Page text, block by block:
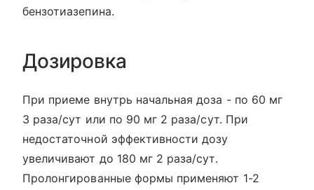
бензотиазепина.
Дозировка
При приеме внутрь начальная доза - по 60 мг
3 раза/сут или по 90 мг 2 раза/сут. При
недостаточной эффективности дозу
увеличивают до 180 мг 2 раза/сут.
Пролонгированные формы применяют 1-2